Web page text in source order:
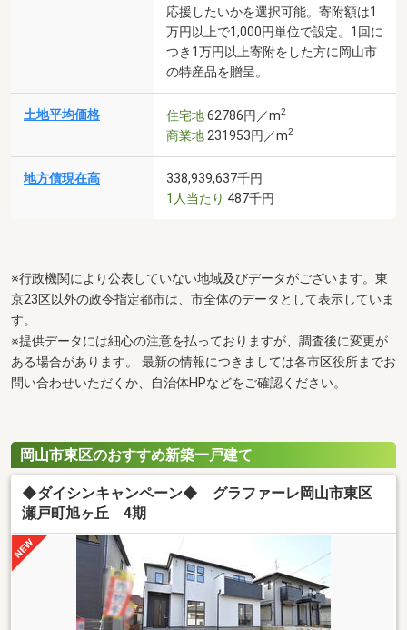
応援したいかを選択可能。寄附額は1
万円以上で1,000円単位で設定。1回に
つき1万円以上寄附をした方に岡山市
の特産品を贈呈。
土地平均価格 住宅地62786円／m2
商業地 231953円／m2
地方債現在高
338,939,637千円
1人当たり 487千円
※行政機関により公表していない地域及びデータがございます。東
京23区以外の政令指定都市は、市全体のデータとして表示していま
す。
※提供データには細心の注意を払っておりますが、調査後に変更が
ある場合があります。 最新の情報につきましては各市区役所までお
問い合わせいただくか、自治体HPなどをご確認ください。
岡山市東区のおすすめ新築一戸建て
◆ダイシンキャンペーン◆ グラファーレ岡山市東区
瀬戸町旭ヶ丘 4期